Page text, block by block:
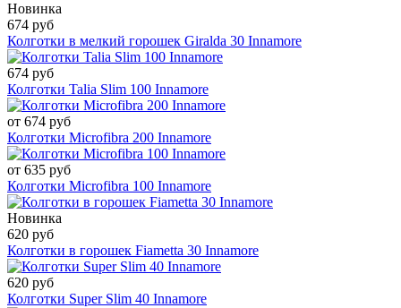
Новинка
674 руб
Колготки в мелкий горошек Giralda 30 Innamore
674 руб
Колготки Talia Slim 100 Innamore
от 674 руб
Колготки Microfibra 200 Innamore
от 635 руб
Колготки Microfibra 100 Innamore
Новинка
620 руб
Колготки в горошек Fiametta 30 Innamore
620 руб
Колготки Super Slim 40 Innamore